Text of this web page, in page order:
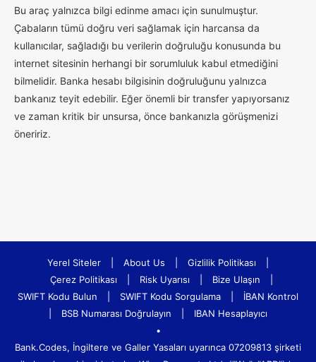
Bu araç yalnızca bilgi edinme amacı için sunulmuştur.
Çabaların tümü doğru veri sağlamak için harcansa da
kullanıcılar, sağladığı bu verilerin doğruluğu konusunda bu
internet sitesinin herhangi bir sorumluluk kabul etmediğini
bilmelidir. Banka hesabı bilgisinin doğruluğunu yalnızca
bankanız teyit edebilir. Eğer önemli bir transfer yapıyorsanız
ve zaman kritik bir unsursa, önce bankanızla görüşmenizi
öneririz.
Yerel Siteler About Us Gizlilik Politikası
Çerez Politikası
Risk Uyarısı Bize Ulaşın
SWIFT Kodu Bulun
SWIFT Kodu Sorgulama
İBAN Kontrol
BSB Numarası Doğrulayın
IBAN Hesaplayıcı
•
Bank.Codes, İngiltere ve Galler Yasaları uyarınca 07209813 şirketi